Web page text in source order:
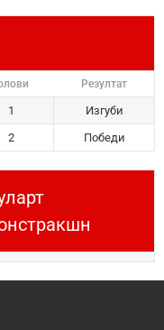
Резултат
1
Изгуби
2 Победи